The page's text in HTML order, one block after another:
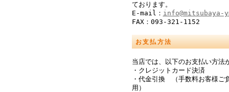
ております。
E-mail： info@mitsubaya-
FAX：093-321-1152
お支払方法
当店では、以下のお支払い方法
・クレジットカード決済
・代金引換 （手数料お客様ご
用）